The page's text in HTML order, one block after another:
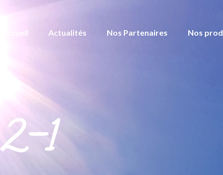
Accueil Actualités Nos Partenaires Nos
2-1